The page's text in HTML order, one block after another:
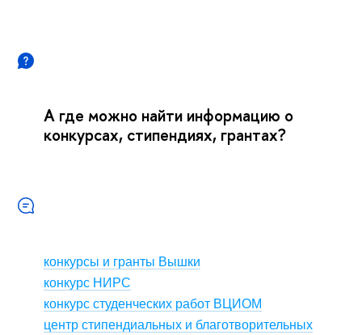
А где можно найти информацию о
конкурсах, стипендиях, грантах?
конкурсы и гранты Вышки
конкурс НИРС
конкурс студенческих работ ВЦИОМ
центр стипендиальных и благотворительных